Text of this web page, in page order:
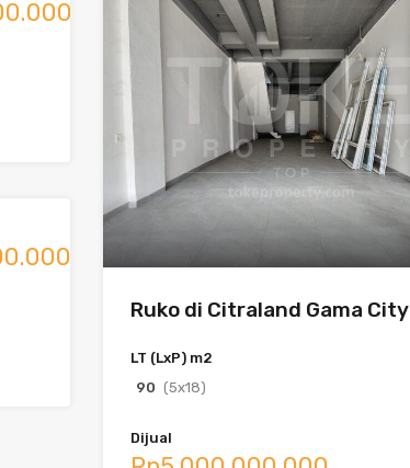
Ruko di Citraland Gama City
LT (LxP) m2
90 (5x18)
Dijual